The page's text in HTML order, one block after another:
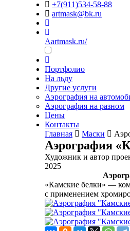
+7(911)534-58-88
artmask@bk.ru
Aartmask.ru/
Портфолио
На льду
Другие услуги
Аэрография на
Аэрография на разном
Цены
Контакты
Главная
Маски
Аэрография
Художник и автор
2025
«Камские белки» —
с применением